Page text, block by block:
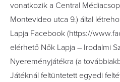
vonatkozik a Central
Montevideo utca 9.) által
Lapja Facebook (https://
elérhető Nők Lapja – Irodalmi
Nyereményjátékra (a
Játéknál feltüntetett egyedi